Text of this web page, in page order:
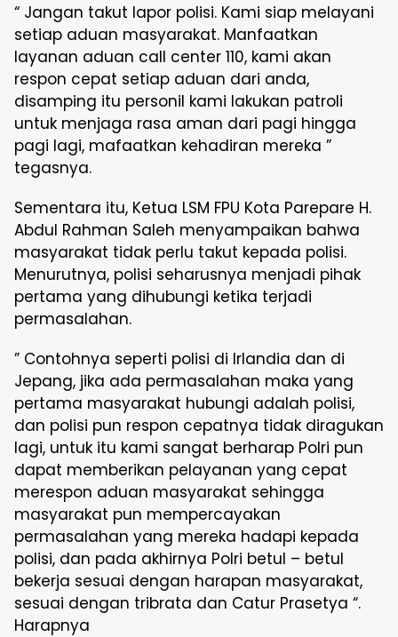
“ Jangan takut lapor polisi. Kami siap melayani
setiap aduan masyarakat. Manfaatkan
layanan aduan call center 110, kami akan
respon cepat setiap aduan dari anda,
disamping itu personil kami lakukan patroli
untuk menjaga rasa aman dari pagi hingga
pagi lagi, mafaatkan kehadiran mereka ”
tegasnya.
Sementara itu, Ketua LSM FPU Kota Parepare H.
Abdul Rahman Saleh menyampaikan bahwa
masyarakat tidak perlu takut kepada polisi.
Menurutnya, polisi seharusnya menjadi pihak
pertama yang dihubungi ketika terjadi
permasalahan.
” Contohnya seperti polisi di Irlandia dan di
Jepang, jika ada permasalahan maka yang
pertama masyarakat hubungi adalah polisi,
dan polisi pun respon cepatnya tidak diragukan
lagi, untuk itu kami sangat berharap Polri pun
dapat memberikan pelayanan yang cepat
merespon aduan masyarakat sehingga
masyarakat pun mempercayakan
permasalahan yang mereka hadapi kepada
polisi, dan pada akhirnya Polri betul – betul
bekerja sesuai dengan harapan masyarakat,
sesuai dengan tribrata dan Catur Prasetya “.
Harapnya